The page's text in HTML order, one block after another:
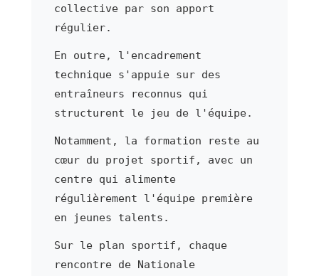
collective par son apport
régulier.
En outre, l'encadrement
technique s'appuie sur des
entraîneurs reconnus qui
structurent le jeu de l'équipe.
Notamment, la formation reste au
cœur du projet sportif, avec un
centre qui alimente
régulièrement l'équipe première
en jeunes talents.
Sur le plan sportif, chaque
rencontre de Nationale